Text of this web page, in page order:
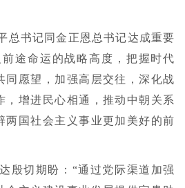
总书记同金正恩总书记达成重要
途命运的战略高度，把握时代
同愿望，加强高层交往，深化战
，增进民心相通，推动中朝关系
两国社会主义事业更加美好的前
殷切期盼：“通过党际渠道加强